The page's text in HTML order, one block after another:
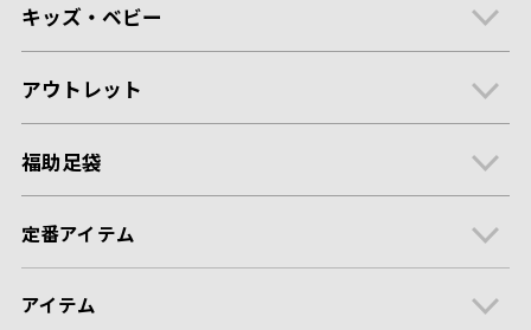
キッズ・ベビー
アウトレット
福助足袋
定番アイテム
アイテム